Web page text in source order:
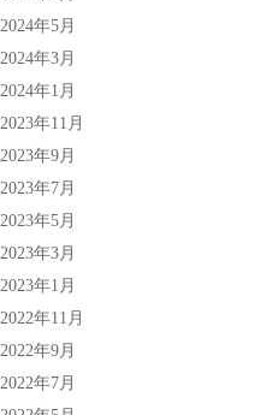
2024年5月
2024年3月
2024年1月
2023年11月
2023年9月
2023年7月
2023年5月
2023年3月
2023年1月
2022年11月
2022年9月
2022年7月